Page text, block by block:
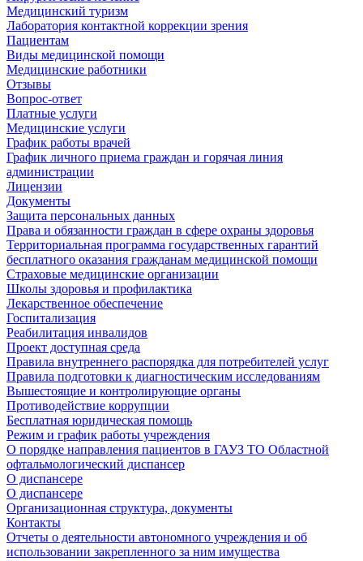
Медицинский туризм
Лаборатория контактной коррекции зрения
Пациентам
Виды медицинской помощи
Медицинские работники
Отзывы
Вопрос-ответ
Платные услуги
Медицинские услуги
График работы врачей
График личного приема граждан и горячая линия
администрации
Лицензии
Документы
Защита персональных данных
Права и обязанности граждан в сфере охраны здоровья
Территориальная программа государственных гарантий
бесплатного оказания гражданам медицинской помощи
Страховые медицинские организации
Школы здоровья и профилактика
Лекарственное обеспечение
Госпитализация
Реабилитация инвалидов
Проект доступная среда
Правила внутреннего распорядка для потребителей услуг
Правила подготовки к диагностическим исследованиям
Вышестоящие и контролирующие органы
Противодействие коррупции
Бесплатная юридическая помощь
Режим и график работы учреждения
О порядке направления пациентов в ГАУЗ ТО Областной
офтальмологический диспансер
О диспансере
О диспансере
Организационная структура, документы
Контакты
Отчеты о деятельности автономного учреждения и об
использовании закрепленного за ним имущества